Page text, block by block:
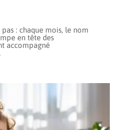
: chaque mois, le nom
en tête des
accompagné